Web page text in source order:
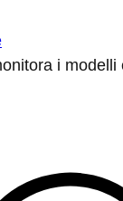
i modelli